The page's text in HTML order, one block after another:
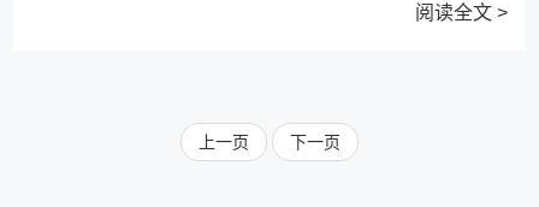
阅读全文 >
上一页 下一页